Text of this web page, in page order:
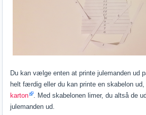
Du kan vælge enten at printe julemanden ud
helt færdig eller du kan printe en skabelon
karton
. Med skabelonen limer, du altså de
julemanden ud.